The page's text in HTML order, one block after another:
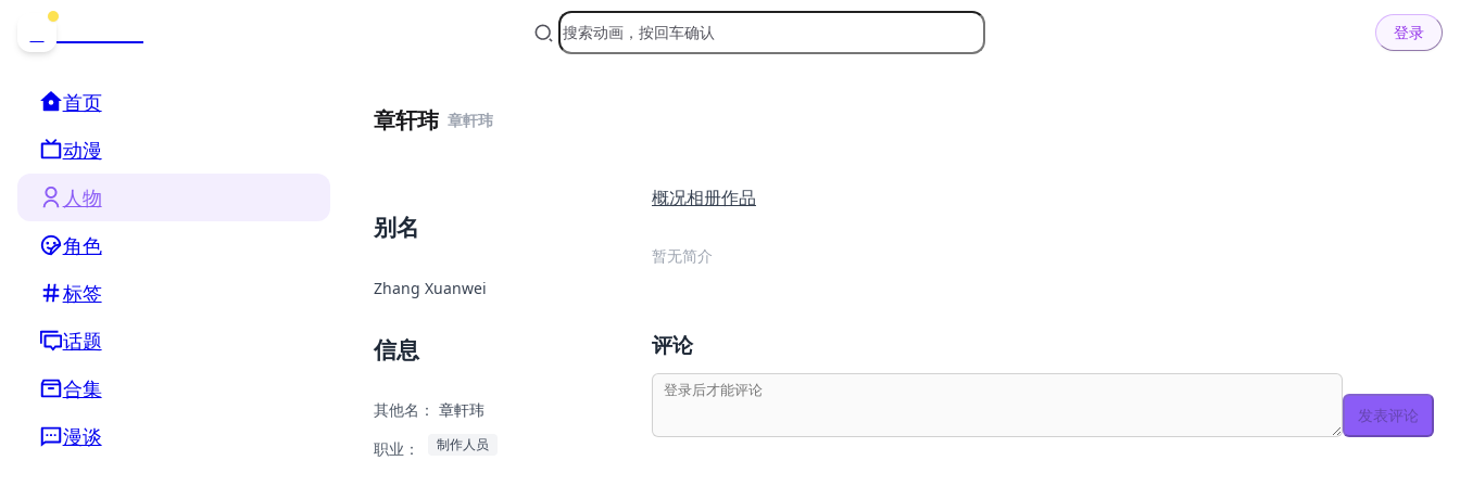
登录
首页
动漫
人物
角色
标签
话题
合集
漫谈
章轩玮 章軒玮
别名
Zhang Xuanwei
信息
其他名： 章軒玮
职业：
制作人员
概况相册作品
暂无简介
评论
发表评论